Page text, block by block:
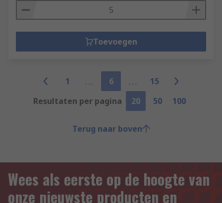
Toevoegen
1 6
15
Resultaten per pagina
20 50 100
Terug naar boven
Wees als eerste op de hoogte van
onze nieuwste producten en